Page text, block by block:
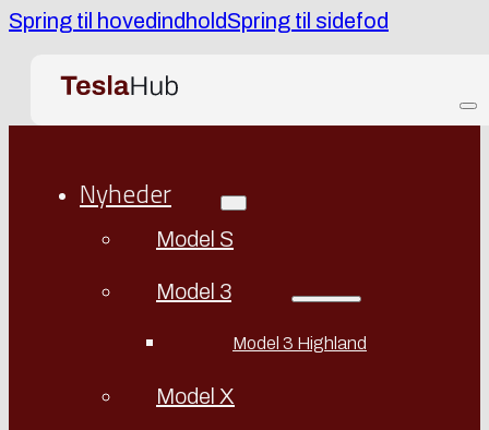
Spring til hovedindholdSpring til sidefod
Nyheder
Model S
Model 3
Model 3 Highland
Model X